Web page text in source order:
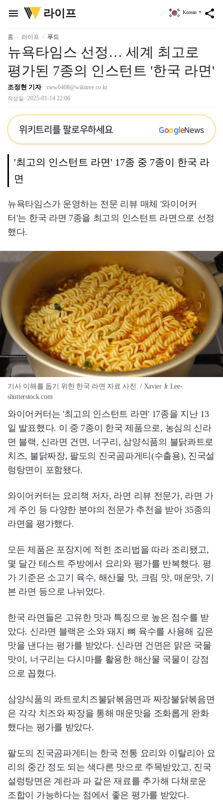
menu
위
키
리
라이프 share
Korean ▼
홈 라이프 푸드
뉴욕타임스 선정… 세계 최고로
평가된 7종의 인스턴트 '한국 라면'
조정현 기자 view0408@wikitree.co.kr
작성일 2025-01-14 22:06
위키트리를 팔로우하세요 GoogleNews
'최고의 인스턴트 라면' 17종 중 7종이 한국 라
면
뉴욕타임스가 운영하는 전문 리뷰 매체 '와이어커
터'는 한국 라면 7종을 최고의 인스턴트 라면으로 선정
했다.
기사 이해를 돕기 위한 한국 라면 자료 사진. / Xavier Jr Lee-
shutterstock.com
와이어커터는 '최고의 인스턴트 라면' 17종을 지난 13
일 발표했다. 이 중 7종이 한국 제품으로, 농심의 신라
면 블랙, 신라면 건면, 너구리, 삼양식품의 불닭콰트로
치즈, 불닭짜장, 팔도의 진국곰파게티(수출용), 진국설
렁탕면이 포함됐다.
와이어커터는 요리책 저자, 라면 리뷰 전문가, 라면 가
게 주인 등 다양한 분야의 전문가 추천을 받아 35종의
라면을 평가했다.
모든 제품은 포장지에 적힌 조리법을 따라 조리됐고,
몇 달간 테스트 주방에서 요리와 평가를 반복했다. 평
가 기준은 소고기 육수, 해산물 맛, 크림 맛, 매운맛, 기
본 라면 등으로 나뉘었다.
한국 라면들은 고유한 맛과 특징으로 높은 점수를 받
았다. 신라면 블랙은 소와 돼지 뼈 육수를 사용해 깊은
맛을 낸다는 평가를 받았다. 신라면 건면은 맑은 국물
맛이, 너구리는 다시마를 활용한 해산물 국물이 강점
으로 꼽혔다.
삼양식품의 콰트로치즈불닭볶음면과 짜장불닭볶음면
은 각각 치즈와 짜장을 통해 매운맛을 조화롭게 완화
했다는 평가를 받았다.
팔도의 진국곰파게티는 한국 전통 요리와 이탈리아 요
리의 중간 정도 되는 색다른 맛으로 주목받았고, 진국
설렁탕면은 계란과 파 같은 재료를 추가해 다채로운
조합이 가능하다는 점에서 좋은 평가를 받았다.